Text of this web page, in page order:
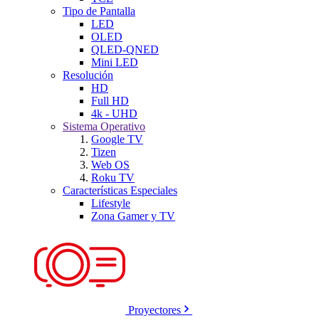
Tipo de Pantalla
LED
OLED
QLED-QNED
Mini LED
Resolución
HD
Full HD
4k - UHD
Sistema Operativo
Google TV
Tizen
Web OS
Roku TV
Características Especiales
Lifestyle
Zona Gamer y TV
Proyectores